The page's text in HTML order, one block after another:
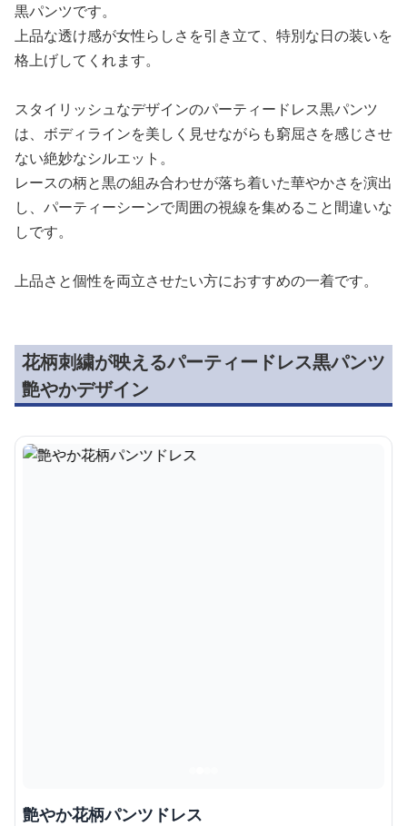
黒パンツです。
上品な透け感が女性らしさを引き立て、特別な日の装いを
格上げしてくれます。
スタイリッシュなデザインのパーティードレス黒パンツ
は、ボディラインを美しく見せながらも窮屈さを感じさせ
ない絶妙なシルエット。
レースの柄と黒の組み合わせが落ち着いた華やかさを演出
し、パーティーシーンで周囲の視線を集めること間違いな
しです。
上品さと個性を両立させたい方におすすめの一着です。
花柄刺繍が映えるパーティードレス黒パンツ
艶やかデザイン
艶やか花柄パンツドレス